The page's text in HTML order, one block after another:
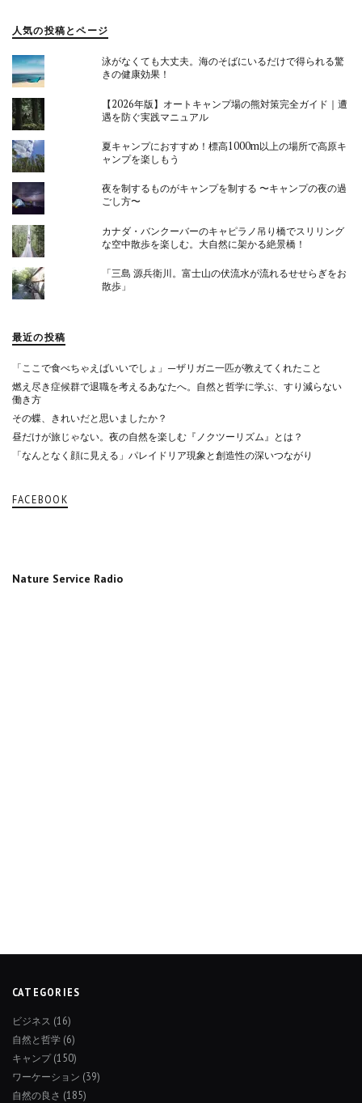
人気の投稿とページ
泳がなくても大丈夫。海のそばにいるだけで得られる驚
きの健康効果！
【2026年版】オートキャンプ場の熊対策完全ガイド｜遭
遇を防ぐ実践マニュアル
夏キャンプにおすすめ！標高1000m以上の場所で高原キ
ャンプを楽しもう
夜を制するものがキャンプを制する 〜キャンプの夜の過
ごし方〜
カナダ・バンクーバーのキャピラノ吊り橋でスリリング
な空中散歩を楽しむ。大自然に架かる絶景橋！
「三島 源兵衛川。富士山の伏流水が流れるせせらぎをお
散歩」
最近の投稿
「ここで食べちゃえばいいでしょ」—ザリガニ一匹が教えてくれたこと
燃え尽き症候群で退職を考えるあなたへ。自然と哲学に学ぶ、すり減らない
働き方
その蝶、きれいだと思いましたか？
昼だけが旅じゃない。夜の自然を楽しむ『ノクツーリズム』とは？
「なんとなく顔に見える」パレイドリア現象と創造性の深いつながり
FACEBOOK
Nature Service Radio
CATEGORIES
ビジネス (16)
自然と哲学 (6)
キャンプ(150)
ワーケーション (39)
自然の良さ (185)